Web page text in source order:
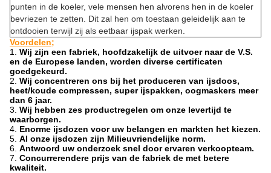
punten in de koeler, vele mensen hen alvorens hen in de koeler
bevriezen te zetten. Dit zal hen om toestaan geleidelijk aan te
ontdooien terwijl zij als eetbaar ijspak werken.
Voordelen;
1. Wij zijn een fabriek, hoofdzakelijk de uitvoer naar de V.S.
en de Europese landen, worden diverse certificaten
goedgekeurd.
2. Wij concentreren ons bij het produceren van ijsdoos,
heet/koude compressen, super ijspakken, oogmaskers meer
dan 6 jaar.
3. Wij hebben zes productregelen om onze levertijd te
waarborgen.
4. Enorme ijsdozen voor uw belangen en markten het kiezen.
5. Al onze ijsdozen zijn Milieuvriendelijke norm.
6. Antwoord uw onderzoek snel door ervaren verkoopteam.
7. Concurrerendere prijs van de fabriek de met betere
kwaliteit.